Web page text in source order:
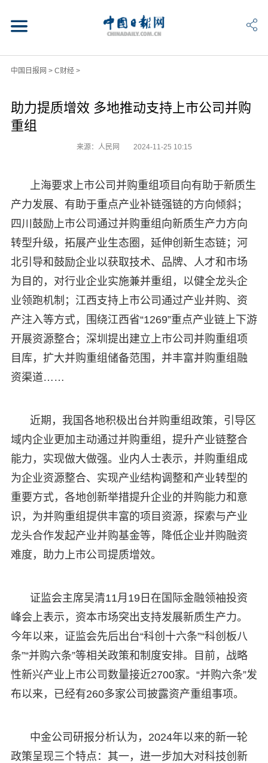
中国日报网 > C财经>
助力提质增效 多地推动支持上市公司并购
重组
来源：人民网 2024-11-25 10:15
上海要求上市公司并购重组项目向有助于新质生
产力发展、有助于重点产业补链强链的方向倾斜；
四川鼓励上市公司通过并购重组向新质生产力方向
转型升级，拓展产业生态圈，延伸创新生态链；河
北引导和鼓励企业以获取技术、品牌、人才和市场
为目的，对行业企业实施兼并重组，以健全龙头企
业领跑机制；江西支持上市公司通过产业并购、资
产注入等方式，围绕江西省“1269”重点产业链上下游
开展资源整合；深圳提出建立上市公司并购重组项
目库，扩大并购重组储备范围，并丰富并购重组融
资渠道……
近期，我国各地积极出台并购重组政策，引导区
域内企业更加主动通过并购重组，提升产业链整合
能力，实现做大做强。业内人士表示，并购重组成
为企业资源整合、实现产业结构调整和产业转型的
重要方式，各地创新举措提升企业的并购能力和意
识，为并购重组提供丰富的项目资源，探索与产业
龙头合作发起产业并购基金等，降低企业并购融资
难度，助力上市公司提质增效。
证监会主席吴清11月19日在国际金融领袖投资
峰会上表示，资本市场突出支持发展新质生产力。
今年以来，证监会先后出台“科创十六条”“科创板八
条”“并购六条”等相关政策和制度安排。目前，战略
性新兴产业上市公司数量接近2700家。“并购六条”发
布以来，已经有260多家公司披露资产重组事项。
中金公司研报分析认为，2024年以来的新一轮
政策呈现三个特点：其一，进一步加大对科技创新